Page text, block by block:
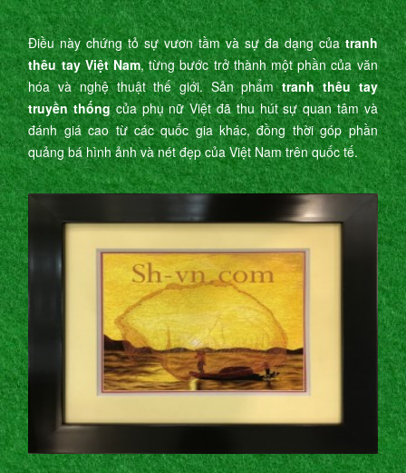
Điều này chứng tỏ sự vươn tầm và sự đa dạng củatranh
thêu tay Việt Nam, từng bước trở thành một phần của văn
hóa và nghệ thuật thế giới. Sản phẩmtranh thêu tay
truyền thốngcủa phụ nữ Việt đã thu hút sự quan tâm và
đánh giá cao từ các quốc gia khác, đồng thời góp phần
quảng bá hình ảnh và nét đẹp của Việt Nam trên quốc tế.